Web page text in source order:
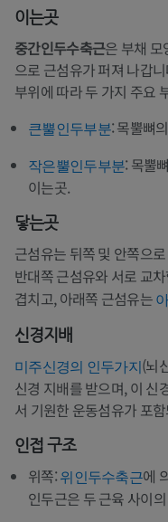
이는곳
중간인두수축근은 부채 모
으로 근섬유가 퍼져 나갑
부위에 따라 두 가지 주요
큰뿔인두부분: 목뿔뼈
작은뿔인두부분: 목뿔
이는곳.
닿는곳
근섬유는 뒤쪽 및 안쪽으
반대쪽 근섬유와 서로 교
겹치고, 아래쪽 근섬유는
신경지배
미주신경의 인두가지(뇌
신경 지배를 받으며, 이 신
서 기원한 운동섬유가 포
인접 구조
위쪽:위인두수축근에
인두근은 두 근육 사이